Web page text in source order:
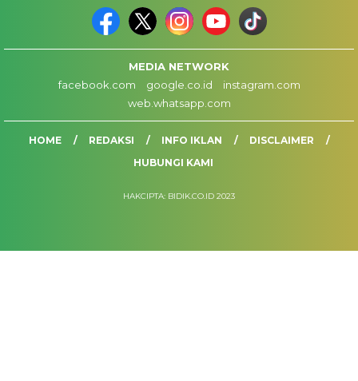
MEDIA NETWORK
facebook.com
google.co.id
instagram.com
web.whatsapp.com
HOME REDAKSI INFO IKLAN
DISCLAIMER
HUBUNGI KAMI
HAKCIPTA: BIDIK.CO.ID 2023